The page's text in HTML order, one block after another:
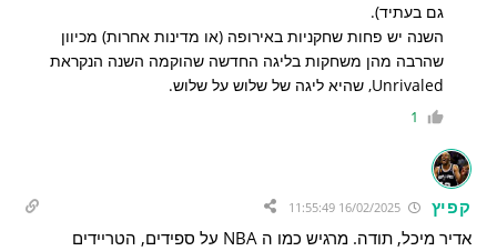
גם בעתיד).
השנה יש פחות שחקניות באירופה (או מדינות אחרות) מכיוון
שהרבה מהן משחקות בליגה החדשה שהוקמה השנה הנקראת
Unrivaled, שהיא ליגה של שלוש על שלוש.
1
קפיץ 16/02/2025 11:55:49
אדיר מיכל, תודה. מרגיש כמו ה NBA על ספידים, הטריידים